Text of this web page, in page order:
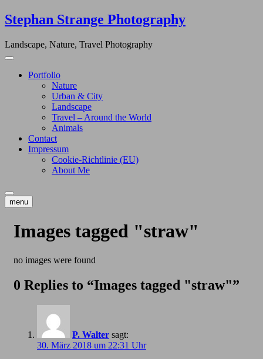
Skip
to
Stephan Strange Photography
Landscape, Nature, Travel Photography
Portfolio
Nature
Urban & City
Landscape
Travel – Around the World
Animals
Contact
Impressum
Cookie-Richtlinie (EU)
About Me
menu
Images tagged "straw"
no images were found
0 Replies to “Images tagged "straw"”
P. Walter sagt:
30. März 2018 um 22:31 Uhr